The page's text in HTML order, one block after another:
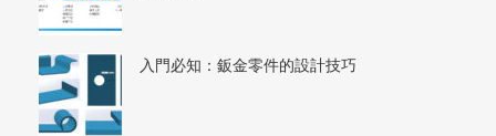
入門必知：鈑金零件的設計技巧